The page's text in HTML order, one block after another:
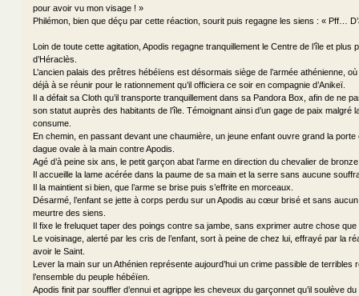
pour avoir vu mon visage ! »
Philémon, bien que déçu par cette réaction, sourit puis regagne les siens : « Pff…
Loin de toute cette agitation, Apodis regagne tranquillement le Centre de l’île et plus
d’Héraclès.
L’ancien palais des prêtres hébéïens est désormais siège de l’armée athénienne,
déjà à se réunir pour le rationnement qu’il officiera ce soir en compagnie d’Anikeï.
Il a défait sa Cloth qu’il transporte tranquillement dans sa Pandora Box, afin de ne
son statut auprès des habitants de l’île. Témoignant ainsi d’un gage de paix malgré
consume.
En chemin, en passant devant une chaumière, un jeune enfant ouvre grand la
dague ovale à la main contre Apodis.
Agé d’à peine six ans, le petit garçon abat l’arme en direction du chevalier de
Il accueille la lame acérée dans la paume de sa main et la serre sans aucune
Il la maintient si bien, que l’arme se brise puis s’effrite en morceaux.
Désarmé, l’enfant se jette à corps perdu sur un Apodis au cœur brisé et sans aucun
meurtre des siens.
Il fixe le freluquet taper des poings contre sa jambe, sans exprimer autre chose que
Le voisinage, alerté par les cris de l’enfant, sort à peine de chez lui, effrayé par la
avoir le Saint.
Lever la main sur un Athénien représente aujourd’hui un crime passible de terribles
l’ensemble du peuple hébéïen.
Apodis finit par souffler d’ennui et agrippe les cheveux du garçonnet qu’il soulève du